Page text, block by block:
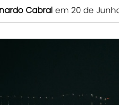
Cabral em 20 de